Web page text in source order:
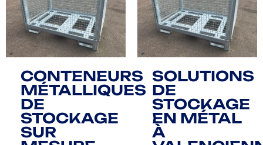
CONTENEURS
MÉTALLIQUES
DE
STOCKAGE
SUR
SOLUTIONS
DE
STOCKAGE
EN MÉTAL
À